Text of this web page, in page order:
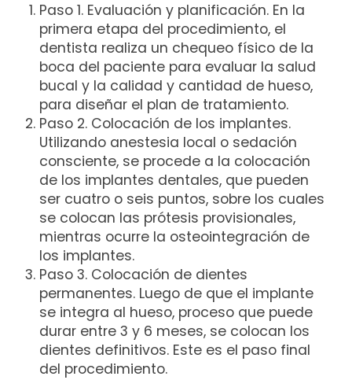
Paso 1. Evaluación y planificación. En la
primera etapa del procedimiento, el
dentista realiza un chequeo físico de la
boca del paciente para evaluar la salud
bucal y la calidad y cantidad de hueso,
para diseñar el plan de tratamiento.
Paso 2. Colocación de los implantes.
Utilizando anestesia local o sedación
consciente, se procede a la colocación
de los implantes dentales, que pueden
ser cuatro o seis puntos, sobre los cuales
se colocan las prótesis provisionales,
mientras ocurre la osteointegración de
los implantes.
Paso 3. Colocación de dientes
permanentes. Luego de que el implante
se integra al hueso, proceso que puede
durar entre 3 y 6 meses, se colocan los
dientes definitivos. Este es el paso final
del procedimiento.